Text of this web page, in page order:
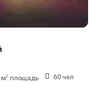
м2 площадь
60 чел